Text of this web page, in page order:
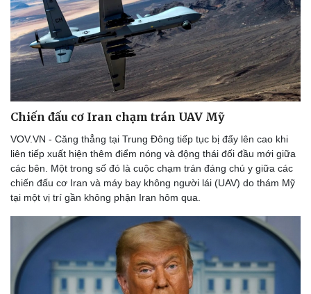
Văn học
Âm nhạc
Di sản
Thời trang
Sao Việt
Chiến đấu cơ Iran chạm trán UAV Mỹ
VOV.VN - Căng thẳng tại Trung Đông tiếp tục bị đẩy lên cao khi
liên tiếp xuất hiện thêm điểm nóng và động thái đối đầu mới giữa
các bên. Một trong số đó là cuộc chạm trán đáng chú y giữa các
chiến đấu cơ Iran và máy bay không người lái (UAV) do thám Mỹ
tại một vị trí gần không phận Iran hôm qua.